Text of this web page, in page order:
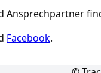
Facebook.